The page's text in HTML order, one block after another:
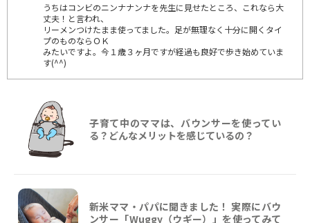
うちはコンビのニンナナンナを先生に見せたところ、これなら大
丈夫！と言われ、
リーメンつけたまま使ってました。足が無理なく十分に開くタイ
プのものならＯＫ
みたいですよ。今１歳３ヶ月ですが経過も良好で歩き始めていま
す(^^)
子育て中のママは、バウンサーを使ってい
る？どんなメリットを感じているの？
新米ママ・パパに聞きました！ 実際にバウ
ンサー「Wuggy（ウギー）」を使ってみて